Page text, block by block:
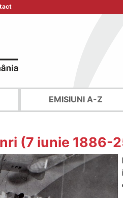
EMISIUNI A-Z
(7 iunie 1886-